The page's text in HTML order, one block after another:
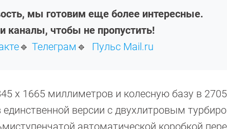
мы готовим еще более интересные.
каналы, чтобы не пропустить!
🔹 Телеграм 🔹 Пульс Mail.ru
х 1665 миллиметров и колесную базу в 2705
версии с двухлитровым
автоматической коробкой